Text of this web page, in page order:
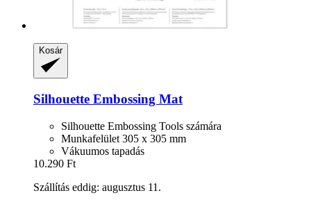
Kosár
Silhouette Embossing Mat
Silhouette Embossing Tools számára
Munkafelület 305 x 305 mm
Vákuumos tapadás
10.290 Ft
Szállítás eddig: augusztus 11.